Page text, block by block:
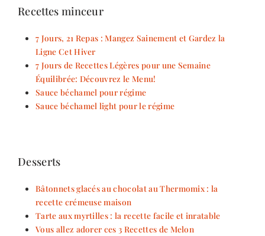
Recettes minceur
7 Jours, 21 Repas : Mangez Sainement et Gardez la
Ligne Cet Hiver
7 Jours de Recettes Légères pour une Semaine
Équilibrée: Découvrez le Menu!
Sauce béchamel pour régime
Sauce béchamel light pour le régime
Desserts
Bâtonnets glacés au chocolat au Thermomix : la
recette crémeuse maison
Tarte aux myrtilles : la recette facile et inratable
Vous allez adorer ces 3 Recettes de Melon